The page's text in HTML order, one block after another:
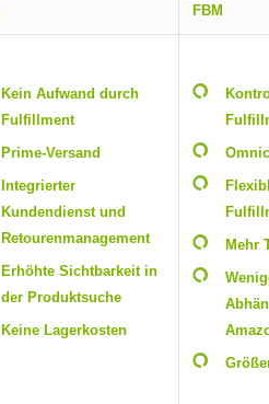
FBM
Kein Aufwand durch
Fulfillment
Prime-Versand
Integrierter
Kundendienst und
Retourenmanagement
Erhöhte Sichtbarkeit in
der Produktsuche
Keine Lagerkosten
Mehr